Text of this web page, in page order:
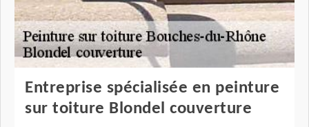
Entreprise spécialisée en peinture
sur toiture Blondel couverture